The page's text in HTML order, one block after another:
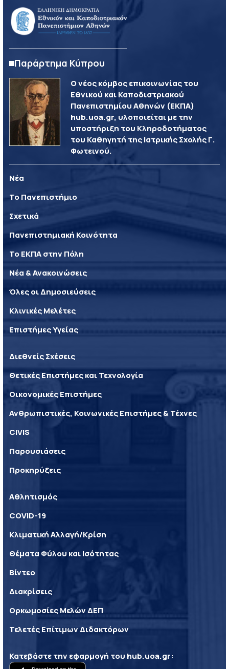
Παράρτημα Κύπρου
Ο νέος κόμβος επικοινωνίας του
Εθνικού και Καποδιστριακού
Πανεπιστημίου Αθηνών (ΕΚΠΑ)
hub.uoa.gr, υλοποιείται με την
υποστήριξη του Κληροδοτήματος
του Καθηγητή της Ιατρικής Σχολής Γ.
Φωτεινού.
Νέα
Το Πανεπιστήμιο
Σχετικά
Πανεπιστημιακή Κοινότητα
Το ΕΚΠΑ στην Πόλη
Νέα & Ανακοινώσεις
Όλες οι Δημοσιεύσεις
Κλινικές Μελέτες
Επιστήμες Υγείας
Διεθνείς Σχέσεις
Θετικές Επιστήμες και Τεχνολογία
Οικονομικές Επιστήμες
Ανθρωπιστικές, Κοινωνικές Επιστήμες & Τέχνες
CIVIS
Παρουσιάσεις
Προκηρύξεις
Αθλητισμός
COVID-19
Κλιματική Αλλαγή/Κρίση
Θέματα Φύλου και Ισότητας
Βίντεο
Διακρίσεις
Ορκωμοσίες Μελών ΔΕΠ
Τελετές Επίτιμων Διδακτόρων
Κατεβάστε την εφαρμογή του hub.uoa.gr: